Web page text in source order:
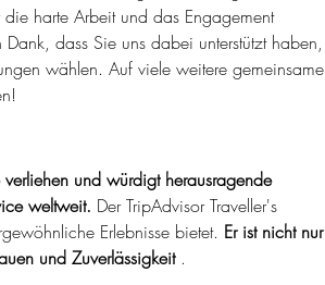
harte Arbeit und das Engagement
Dank, dass Sie uns dabei unterstützt haben,
wählen. Auf viele weitere gemeinsame
und würdigt herausragende
weltweit. Der TripAdvisor Traveller's
Erlebnisse bietet. Er ist nicht nur
und Zuverlässigkeit .